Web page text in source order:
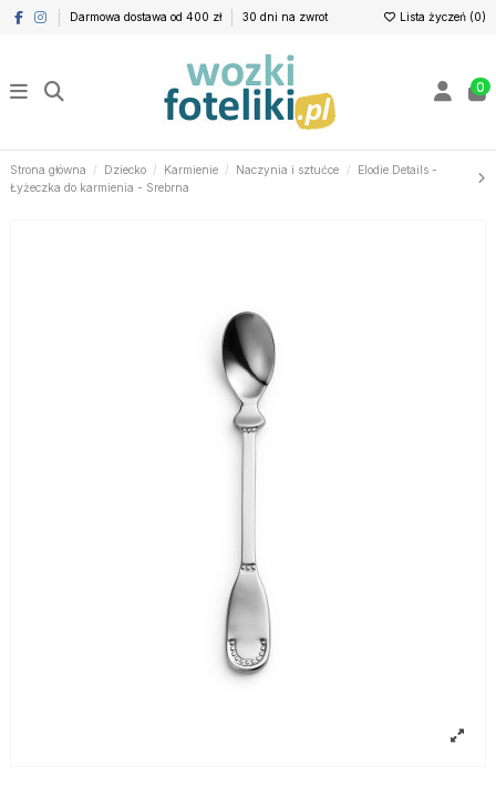
Darmowa dostawa od 400 zł 30 dni na zwrot Lista życzeń (0)
0
Strona główna Dziecko Karmienie Naczynia i sztućce
Elodie Details -
Łyżeczka do karmienia - Srebrna